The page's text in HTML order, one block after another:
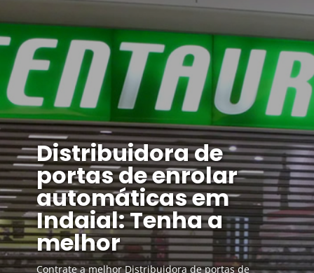
Distribuidora de
portas de enrolar
automáticas em
Indaial: Tenha a
melhor
Contrate a melhor Distribuidora de portas de